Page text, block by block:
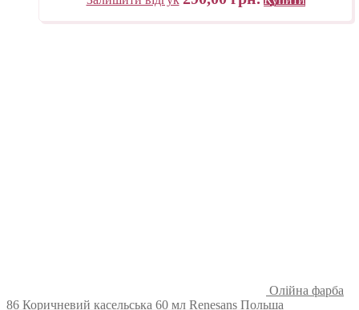
Олійна фарба
86 Коричневий касельська 60 мл Renesans Польша